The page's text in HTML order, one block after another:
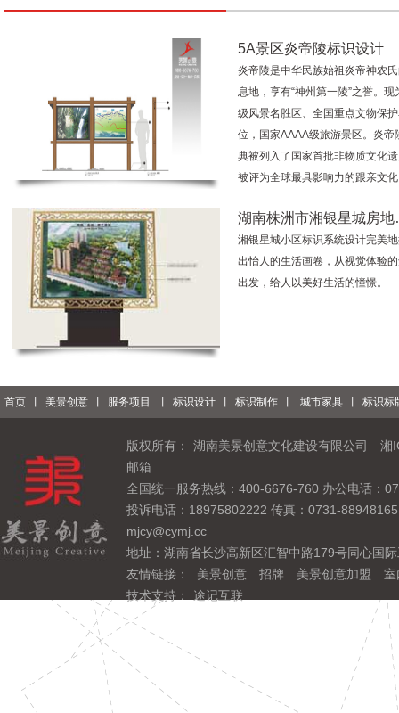
5A景区炎帝陵标识设计
炎帝陵是中华民族始祖炎帝神农
息地，享有“神州第一陵”之誉。现
级风景名胜区、全国重点文物保
位，国家AAAA级旅游景区。炎帝
典被列入了国家首批非物质文化
被评为全球最具影响力的跟亲文
湖南株洲市湘银星城房
湘银星城小区标识系统设计完美
出怡人的生活画卷，从视觉体验
出发，给人以美好生活的憧憬。
首页 美景创意 服务项目 标识设计 标识制作 城市家具 标识标
版权所有： 湖南美景创意文化建设有限公司
湘
邮箱
全国统一服务热线：400-6676-760 办公电话：
投诉电话：18975802222 传真：0731-
mjcy@cymj.cc
地址：湖南省长沙高新区汇智中路179号同心国
友情链接：
美景创意 招牌 美景创意加盟
室
技术支持：
途记互联